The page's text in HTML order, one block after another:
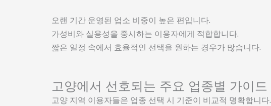
오랜 기간 운영된 업소 비중이 높은 편입니다.
가성비와 실용성을 중시하는 이용자에게 적합합니다.
짧은 일정 속에서 효율적인 선택을 원하는 경우가 많습니다.
고양에서 선호되는 주요 업종별 가이드
고양 지역 이용자들은 업종 선택 시 기준이 비교적 명확합니다.